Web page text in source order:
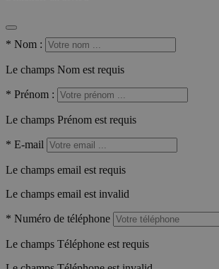
* Nom :
Le champs Nom est requis
* Prénom :
Le champs Prénom est requis
* E-mail
Le champs email est requis
Le champs email est invalid
* Numéro de téléphone
Le champs Téléphone est requis